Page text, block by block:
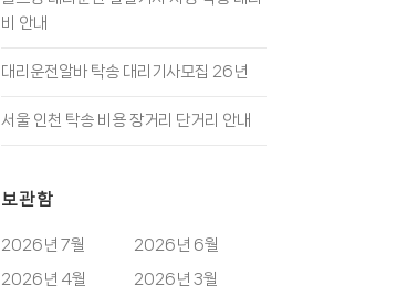
비 안내
대리운전알바 탁송 대리기사모집 26년
서울 인천 탁송 비용 장거리 단거리 안내
보관함
2026년 7월
2026년 6월
2026년 4월
2026년 3월